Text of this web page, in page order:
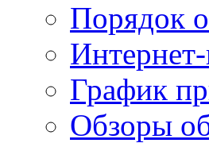
Порядок
График
Обзоры